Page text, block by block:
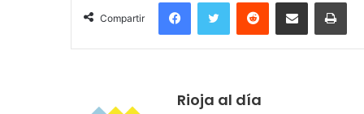
Compartir
Rioja al día